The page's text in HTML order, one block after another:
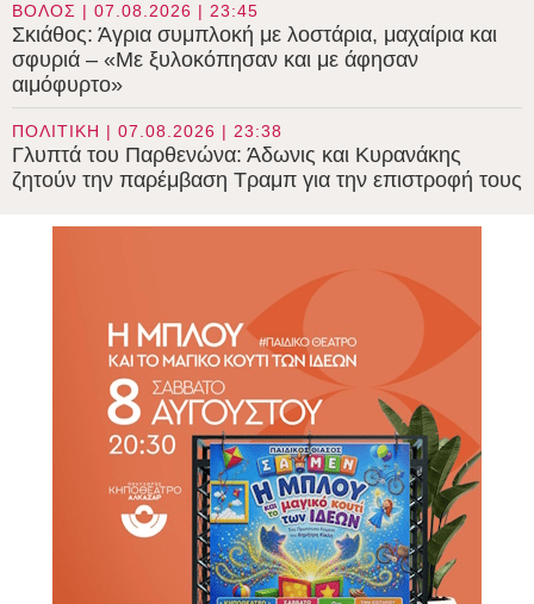
ΒΟΛΟΣ | 07.08.2026 | 23:45
Σκιάθος: Άγρια συμπλοκή με λοστάρια, μαχαίρια και
σφυριά – «Με ξυλοκόπησαν και με άφησαν
αιμόφυρτο»
ΠΟΛΙΤΙΚΗ | 07.08.2026 | 23:38
Γλυπτά του Παρθενώνα: Άδωνις και Κυρανάκης
ζητούν την παρέμβαση Τραμπ για την επιστροφή τους